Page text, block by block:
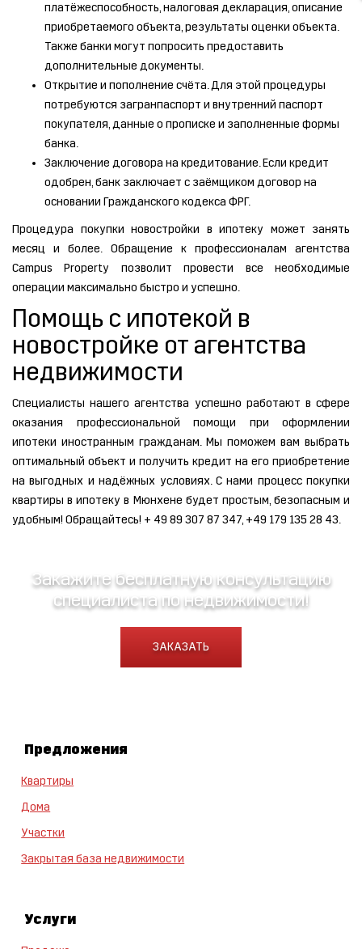
платёжеспособность, налоговая декларация, описание
приобретаемого объекта, результаты оценки объекта.
Также банки могут попросить предоставить
дополнительные документы.
Открытие и пополнение счёта. Для этой процедуры
потребуются загранпаспорт и внутренний паспорт
покупателя, данные о прописке и заполненные формы
банка.
Заключение договора на кредитование. Если кредит
одобрен, банк заключает с заёмщиком договор на
основании Гражданского кодекса ФРГ.
Процедура покупки новостройки в ипотеку может занять
месяц и более. Обращение к профессионалам агентства
Campus Property позволит провести все необходимые
операции максимально быстро и успешно.
Помощь с ипотекой в
новостройке от агентства
недвижимости
Специалисты нашего агентства успешно работают в сфере
оказания профессиональной помощи при оформлении
ипотеки иностранным гражданам. Мы поможем вам выбрать
оптимальный объект и получить кредит на его приобретение
на выгодных и надёжных условиях. С нами процесс покупки
квартиры в ипотеку в Мюнхене будет простым, безопасным и
удобным! Обращайтесь! + 49 89 307 87 347, +49 179 135 28 43.
Закажите бесплатную консультацию
специалиста по недвижимости!
ЗАКАЗАТЬ
Предложения
Квартиры
Дома
Участки
Закрытая база недвижимости
Услуги